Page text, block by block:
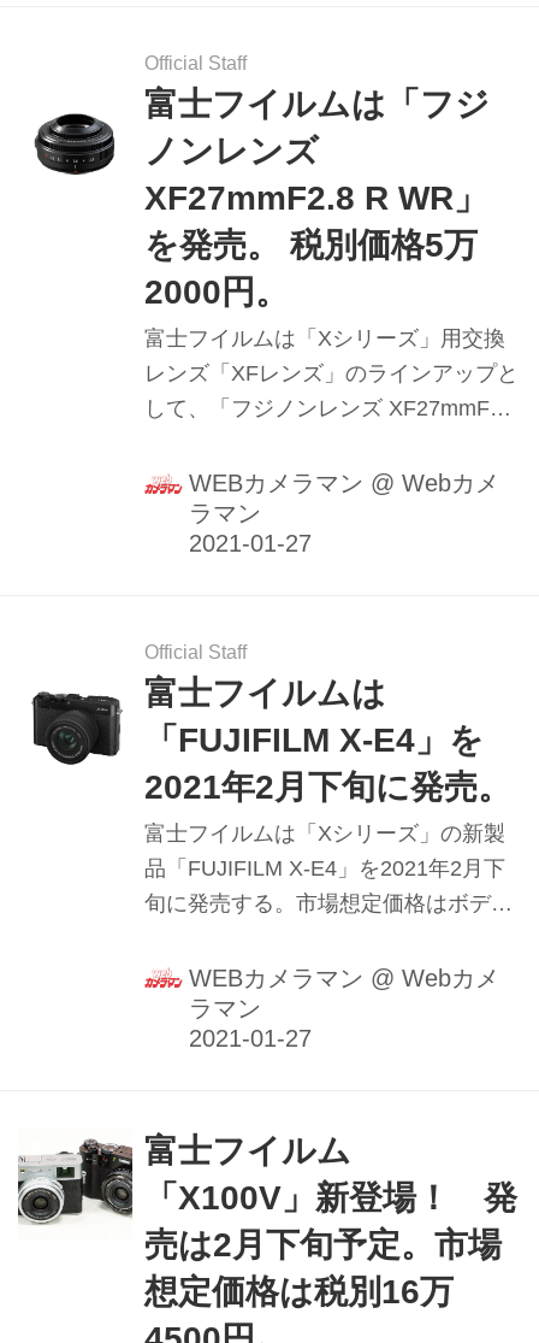
Official Staff
富士フイルムは「フジ
ノンレンズ
XF27mmF2.8 R WR」
を発売。 税別価格5万
2000円。
富士フイルムは「Xシリーズ」用交換
レンズ「XFレンズ」のラインアップと
して、「フジノンレンズ XF27mmF2.8
望小売価格は税別5万2000円。
WEBカメラマン @ Webカメ
ラマン
Official Staff
富士フイルムは
「FUJIFILM X-E4」を
2021年2月下旬に発売。
富士フイルムは「Xシリーズ」の新製
品「FUJIFILM X-E4」を2021年2月下
旬に発売する。市場想定価格はボディ
（XC15-45mm）が11万円（税別）。
X-E3はディスコンとなる。
WEBカメラマン @ Webカメ
ラマン
富士フイルム
「X100V」新登場！ 発
売は2月下旬予定。市場
想定価格は税別16万